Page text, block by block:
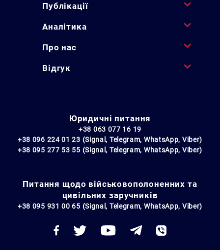
Публікації
Аналітика
Про нас
Відгук
Юридичні питання
+38 063 077 16 19
+38 096 224 01 23 (Signal, Telegram, WhatsApp, Viber)
+38 095 277 53 55 (Signal, Telegram, WhatsApp, Viber)
Питання щодо військовополоненних та
цивільних заручників
+38 095 931 00 65 (Signal, Telegram, WhatsApp, Viber)